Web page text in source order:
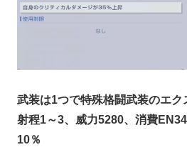
武装は1つで特殊格闘武装のエク
射程1～3、威力5280、消費
10％